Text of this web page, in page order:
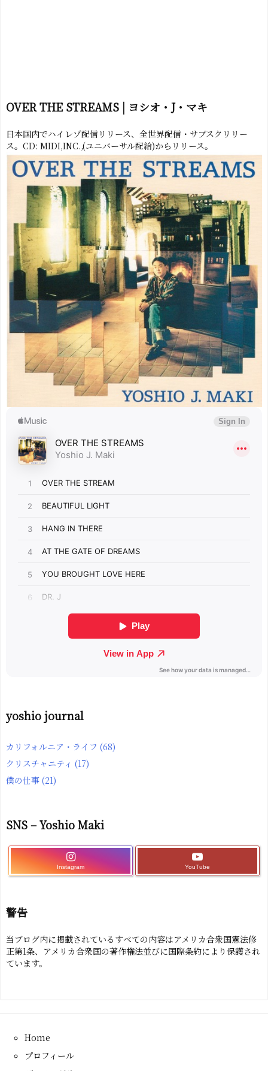
OVER THE STREAMS | ヨシオ・J・マキ
日本国内でハイレゾ配信リリース、全世界配信・サブスクリリー
ス。CD: MIDI,INC.,(ユニバーサル配給)からリリース。
yoshio journal
カリフォルニア・ライフ (68)
クリスチャニティ (17)
僕の仕事 (21)
SNS – Yoshio Maki
Instagram YouTube
警告
当ブログ内に掲載されているすべての内容はアメリカ合衆国憲法修
正第1条、アメリカ合衆国の著作権法並びに国際条約により保護され
ています。
Home
プロフィール